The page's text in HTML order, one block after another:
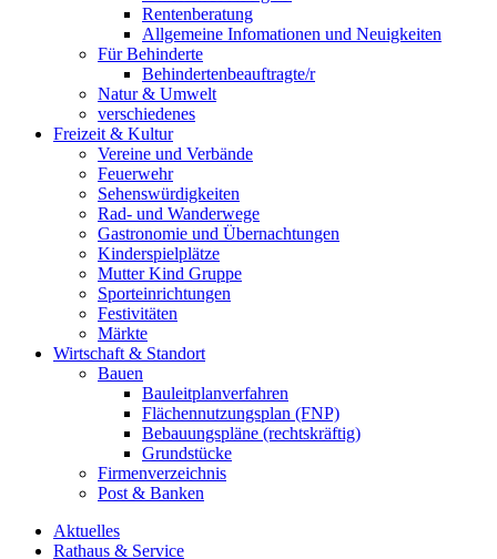
Rentenberatung
Allgemeine Infomationen und Neuigkeiten
Für Behinderte
Behindertenbeauftragte/r
Natur & Umwelt
verschiedenes
Freizeit & Kultur
Vereine und Verbände
Feuerwehr
Sehenswürdigkeiten
Rad- und Wanderwege
Gastronomie und Übernachtungen
Kinderspielplätze
Mutter Kind Gruppe
Sporteinrichtungen
Festivitäten
Märkte
Wirtschaft & Standort
Bauen
Bauleitplanverfahren
Flächennutzungsplan (FNP)
Bebauungspläne (rechtskräftig)
Grundstücke
Firmenverzeichnis
Post & Banken
Aktuelles
Rathaus & Service